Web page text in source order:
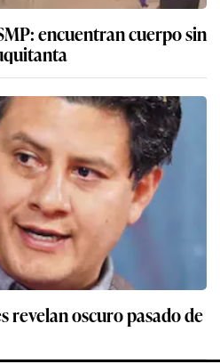
encuentran cuerpo sin
revelan oscuro pasado de